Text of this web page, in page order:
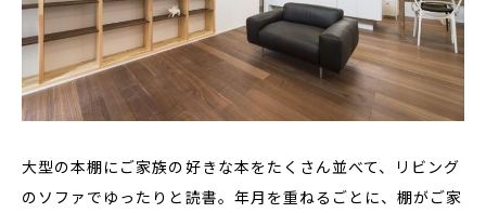
大型の本棚にご家族の好きな本をたくさん並べて、リビング
のソファでゆったりと読書。年月を重ねるごとに、棚がご家